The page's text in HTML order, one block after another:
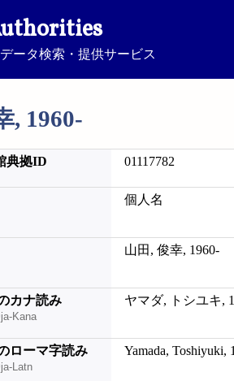
ータ検索・提供サービス
, 1960-
典拠ID 01117782
個人名
山田, 俊幸, 1960-
カナ読み
Kana
ヤマダ, トシユキ,
ローマ字読み
Latn
Yamada, Toshiyuki,